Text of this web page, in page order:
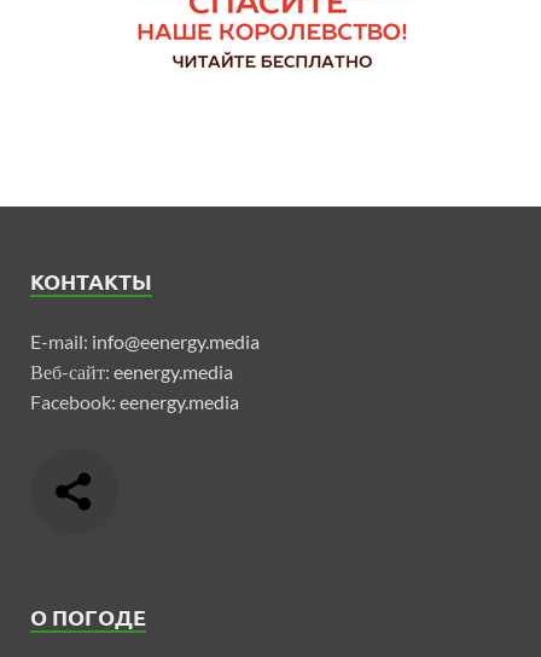
КОНТАКТЫ
E-mail: info@eenergy.media
Веб-сайт: eenergy.media
Facebook: eenergy.media
О ПОГОДЕ